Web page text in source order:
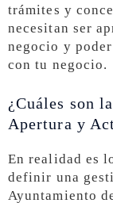
trámites y
necesitan ser
negocio y
con tu negocio.
¿Cuáles son
Apertura y
En realidad es
definir una
Ayuntamiento